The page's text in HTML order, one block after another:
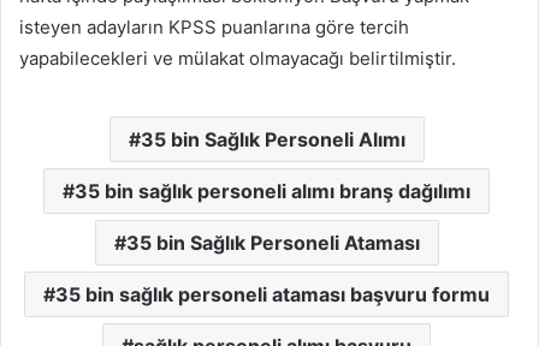
isteyen adayların KPSS puanlarına göre tercih
yapabilecekleri ve mülakat olmayacağı belirtilmiştir.
35 bin Sağlık Personeli Alımı
35 bin sağlık personeli alımı branş dağılımı
35 bin Sağlık Personeli Ataması
35 bin sağlık personeli ataması başvuru formu